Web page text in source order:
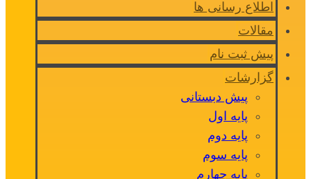
اطلاع رسانی ها
مقالات
پیش ثبت نام
گزارشات
پیش دبستانی
پایه اول
پایه دوم
پایه سوم
پایه چهارم